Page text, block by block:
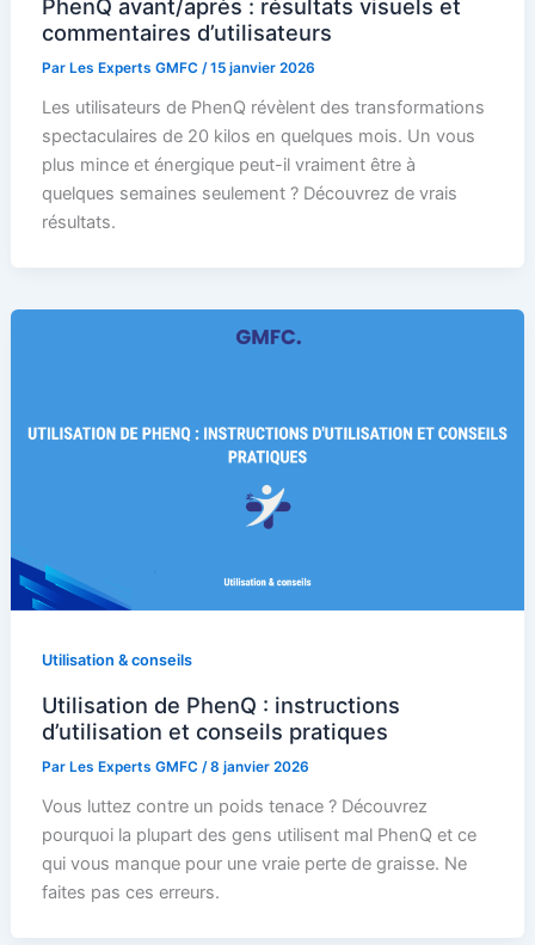
PhenQ avant/après : résultats visuels et
commentaires d’utilisateurs
Par Les Experts GMFC/15 janvier 2026
Les utilisateurs de PhenQ révèlent des transformations
spectaculaires de 20 kilos en quelques mois. Un vous
plus mince et énergique peut-il vraiment être à
quelques semaines seulement ? Découvrez de vrais
résultats.
Utilisation & conseils
Utilisation de PhenQ : instructions
d’utilisation et conseils pratiques
Par Les Experts GMFC/8 janvier 2026
Vous luttez contre un poids tenace ? Découvrez
pourquoi la plupart des gens utilisent mal PhenQ et ce
qui vous manque pour une vraie perte de graisse. Ne
faites pas ces erreurs.